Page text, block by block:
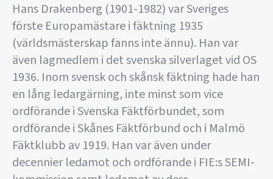
Hans Drakenberg (1901-1982) var Sveriges
förste Europamästare i fäktning 1935
(världsmästerskap fanns inte ännu). Han var
även lagmedlem i det svenska silverlaget vid OS
1936. Inom svensk och skånsk fäktning hade han
en lång ledargärning, inte minst som vice
ordförande i Svenska Fäktförbundet, som
ordförande i Skånes Fäktförbund och i Malmö
Fäktklubb av 1919. Han var även under
decennier ledamot och ordförande i FIE:s SEMI-